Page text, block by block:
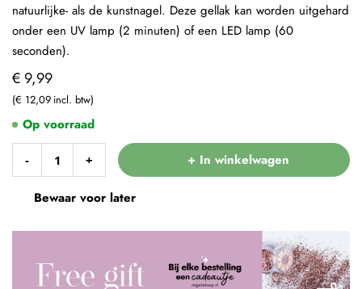
€ 9,99
€ 12,09
- + + In winkelwagen
Bewaar voor later
Op voorraad
natuurlijke- als de kunstnagel. Deze gellak kan worden uitgehard
onder een UV lamp (2 minuten) of een LED lamp (60
seconden).